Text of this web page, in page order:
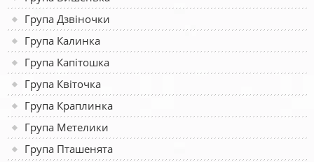
Група Дзвіночки
Група Калинка
Група Капітошка
Група Квіточка
Група Краплинка
Група Метелики
Група Пташенята